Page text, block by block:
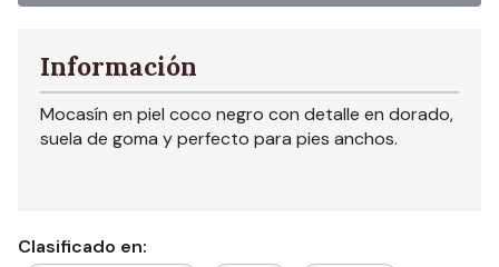
Información
Mocasín en piel coco negro con detalle en dorado,
suela de goma y perfecto para pies anchos.
Clasificado en: